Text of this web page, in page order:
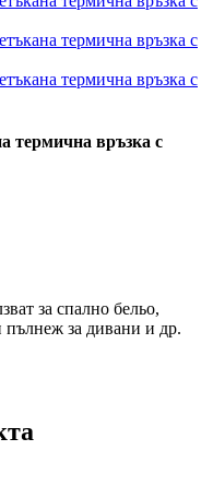
термична връзка с
за спално бельо,
пълнеж за дивани и др.